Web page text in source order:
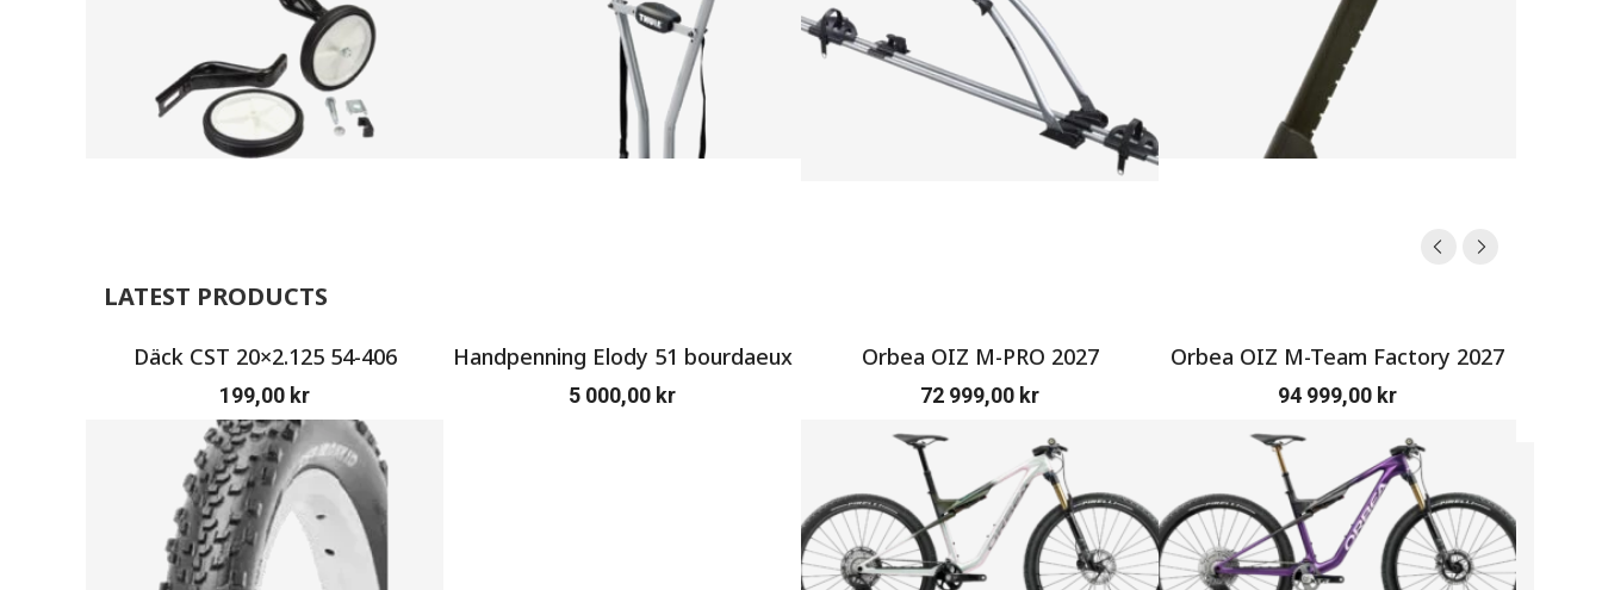
LATEST PRODUCTS
Däck CST 20×2.125 54-406
199,00 kr
Handpenning Elody 51 bourdaeux
5 000,00 kr
Orbea OIZ M-PRO 2027
72 999,00 kr
Orbea OIZ M-Team Factory 2027
94 999,00 kr